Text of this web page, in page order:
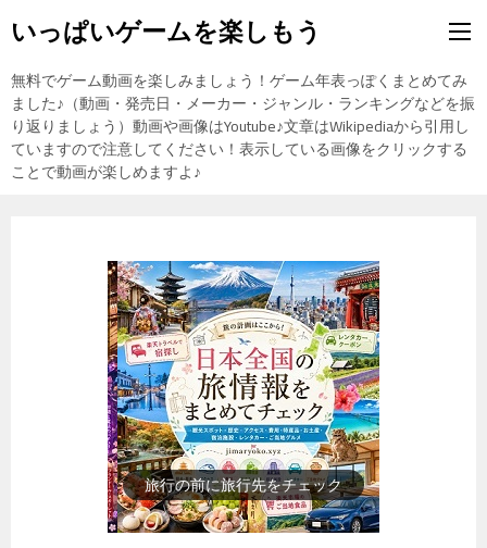
いっぱいゲームを楽しもう
無料でゲーム動画を楽しみましょう！ゲーム年表っぽくまとめてみ
ました♪（動画・発売日・メーカー・ジャンル・ランキングなどを振
り返りましょう）動画や画像はYoutube♪文章はWikipediaから引用し
ていますので注意してください！表示している画像をクリックする
ことで動画が楽しめますよ♪
歴史上の人物を動画で勉強